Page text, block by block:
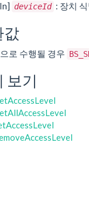
deviceId : 장치
값
로 수행될 경우
보기